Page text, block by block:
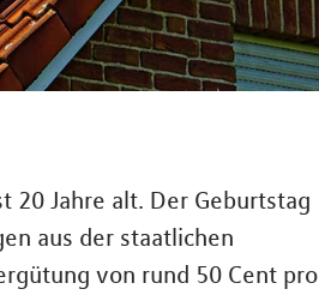
20 Jahre alt. Der Geburtstag
aus der staatlichen
von rund 50 Cent pro